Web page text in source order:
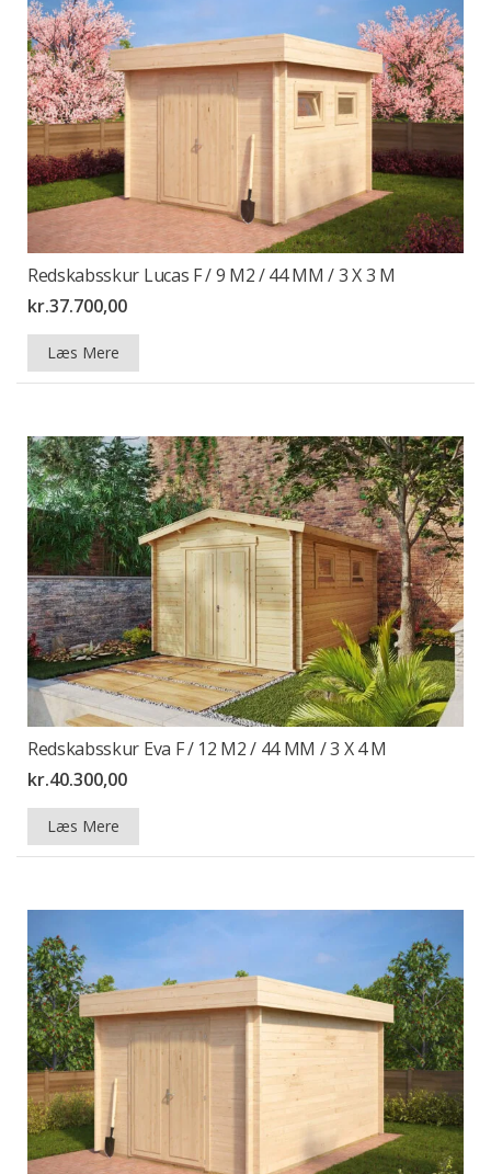
Redskabsskur Lucas F / 9 M2 / 44 MM / 3 X 3 M
kr.37.700,00
Læs Mere
Redskabsskur Eva F / 12 M2 / 44 MM / 3 X 4 M
kr.40.300,00
Læs Mere